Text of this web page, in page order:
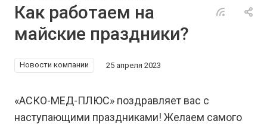
Как работаем на
майские праздники?
Новости компании 25 апреля 2023
«АСКО-МЕД-ПЛЮС» поздравляет вас с
наступающими праздниками! Желаем самого